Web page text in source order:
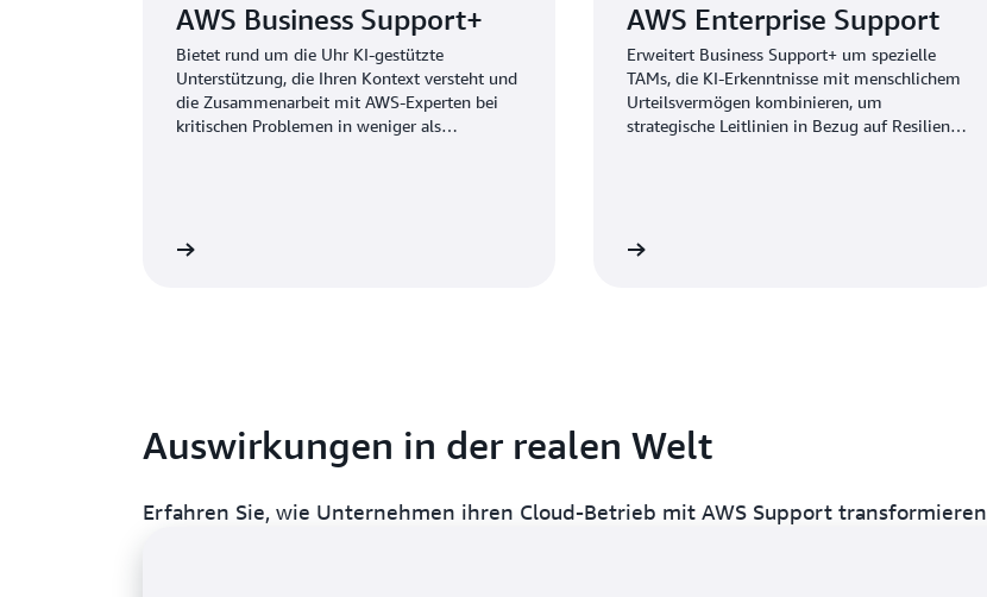
AWS Business Support+
Bietet rund um die Uhr KI-gestützte
Unterstützung, die Ihren Kontext versteht und
die Zusammenarbeit mit AWS-Experten bei
kritischen Problemen in weniger als
AWS Enterprise Support
Erweitert Business Support+ um spezielle
TAMs, die KI-Erkenntnisse mit menschlichem
Urteilsvermögen kombinieren, um
strategische Leitlinien in Bezug auf Resilienz,
Auswirkungen in der realen Welt
Erfahren Sie, wie Unternehmen ihren Cloud-Betrieb mit AWS Support transformieren